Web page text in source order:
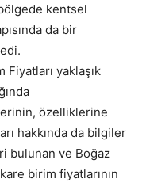
kentsel
da bir
yaklaşık
özelliklerine
hakkında da bilgiler
bulunan ve Boğaz
birim fiyatlarının